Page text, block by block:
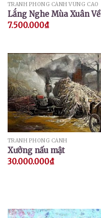
TRANH PHONG CẢNH VÙNG CAO
Lắng Nghe Mùa Xuân Về
7.500.000₫
TRANH PHONG CẢNH
Xưởng nấu mật
30.000.000₫